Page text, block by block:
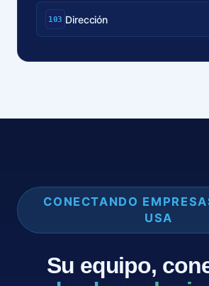
103 Dirección
CONECTANDO
USA
Su equipo,